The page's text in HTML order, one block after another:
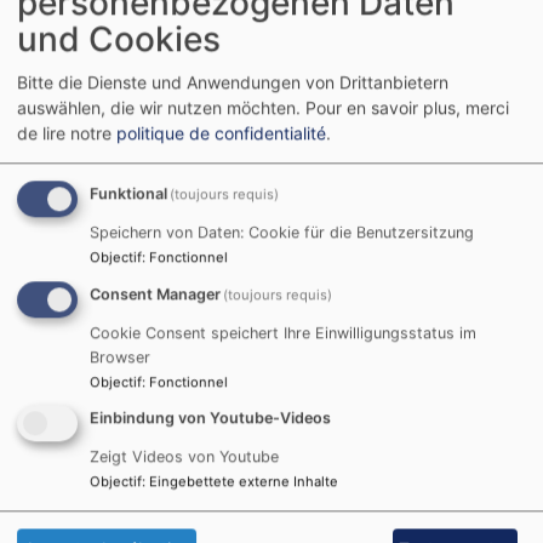
Seite des
Projekts
Evangelische
Migrationsgeschichte(n)!
Migration ist ein Wesensmerkmal beinahe aller
menschlicher Kulturen. Sie ist kein neues Phänomen,
sondern seit jeher Teil der europäischen Geschichte.
Die Gründe für Migration waren und sind vielfältig.
und Cookies
Bitte die Dienste und Anwendungen von Drittanbietern
auswählen, die wir nutzen möchten. Pour en savoir plus, merci
de lire notre politique de confidentialité.
Funktional (toujours requis)
Speichern von Daten: Cookie für die Benutzersitzung
Objectif: Fonctionnel
Consent Manager (toujours requis)
Cookie Consent speichert Ihre Einwilligungsstatus im
Browser
Objectif: Fonctionnel
Einbindung von Youtube-Videos
Zeigt Videos von Youtube
Objectif: Eingebettete externe Inhalte